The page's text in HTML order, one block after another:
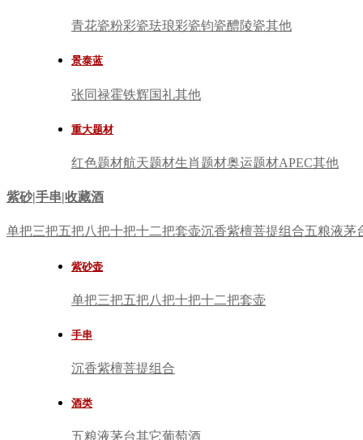
青花瓷粉彩瓷珐琅彩瓷钧瓷醴陵瓷其他
景泰蓝
张同禄霍铁辉国礼其他
重大题材
红色题材航天题材生肖题材奥运题材APEC其他
紫砂|手串|收藏酒
单把三把五把八把十把十二把套壶沉香紫檀菩提组合五粮液茅
紫砂壶
单把三把五把八把十把十二把套壶
手串
沉香紫檀菩提组合
酒类
五粮液茅台其它葡萄酒